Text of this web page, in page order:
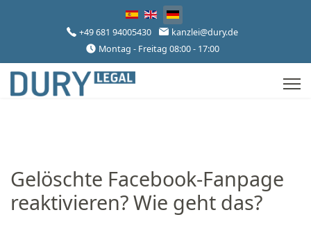
Sprache auswählen
+49 681 94005430
kanzlei@dury.de
Montag - Freitag 08:00 - 17:00
Gelöschte Facebook-Fanpage
reaktivieren? Wie geht das?